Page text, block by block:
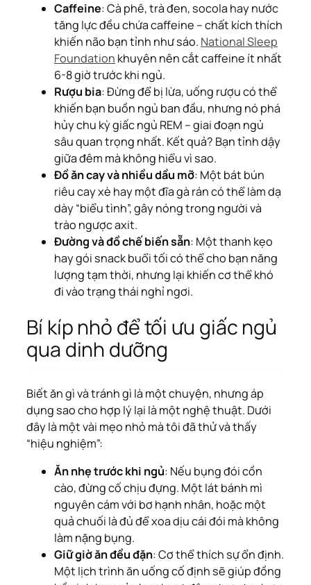
Caffeine: Cà phê, trà đen, socola hay nước
tăng lực đều chứa caffeine – chất kích thích
khiến não bạn tỉnh như sáo. National Sleep
Foundation khuyên nên cắt caffeine ít nhất
6-8 giờ trước khi ngủ.
Rượu bia: Đừng để bị lừa, uống rượu có thể
khiến bạn buồn ngủ ban đầu, nhưng nó phá
hủy chu kỳ giấc ngủ REM – giai đoạn ngủ
sâu quan trọng nhất. Kết quả? Bạn tỉnh dậy
giữa đêm mà không hiểu vì sao.
Đồ ăn cay và nhiều dầu mỡ: Một bát bún
riêu cay xè hay một đĩa gà rán có thể làm dạ
dày “biểu tình”, gây nóng trong người và
trào ngược axit.
Đường và đồ chế biến sẵn: Một thanh kẹo
hay gói snack buổi tối có thể cho bạn năng
lượng tạm thời, nhưng lại khiến cơ thể khó
đi vào trạng thái nghỉ ngơi.
Bí kíp nhỏ để tối ưu giấc ngủ
qua dinh dưỡng
Biết ăn gì và tránh gì là một chuyện, nhưng áp
dụng sao cho hợp lý lại là một nghệ thuật. Dưới
đây là một vài mẹo nhỏ mà tôi đã thử và thấy
“hiệu nghiệm”:
Ăn nhẹ trước khi ngủ: Nếu bụng đói cồn
cào, đừng cố chịu đựng. Một lát bánh mì
nguyên cám với bơ hạnh nhân, hoặc một
quả chuối là đủ để xoa dịu cái đói mà không
làm nặng bụng.
Giữ giờ ăn đều đặn: Cơ thể thích sự ổn định.
Một lịch trình ăn uống cố định sẽ giúp đồng